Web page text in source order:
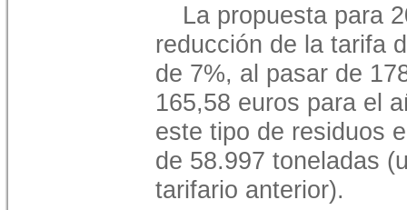
La propuesta para
reducción de la tarifa
de 7%, al pasar de
165,58 euros para el
este tipo de residuos
de 58.997 toneladas
tarifario anterior).